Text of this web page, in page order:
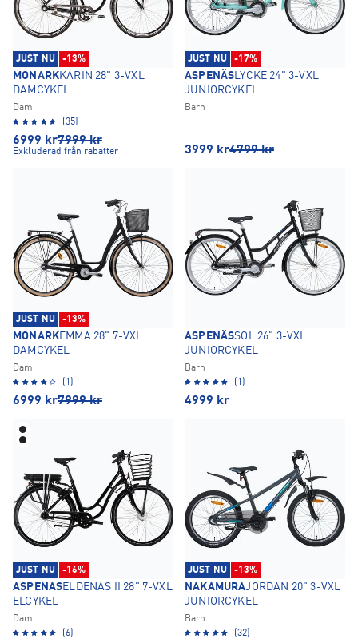
JUST NU -13%
MONARKKARIN 28" 3-VXL
DAMCYKEL
Dam
(35)
6999 kr7999 kr
Exkluderad från rabatter
JUST NU -17%
ASPENÄSLYCKE 24" 3-VXL
JUNIORCYKEL
Barn
3999 kr4799 kr
JUST NU -13%
MONARKEMMA 28" 7-VXL
DAMCYKEL
Dam
(1)
6999 kr7999 kr
ASPENÄSSOL 26" 3-VXL
JUNIORCYKEL
Barn
(1)
4999 kr
JUST NU -16%
ASPENÄSELDENÄS II 28" 7-VXL
ELCYKEL
Dam
(6)
JUST NU -13%
NAKAMURAJORDAN 20" 3-VXL
JUNIORCYKEL
Barn
(32)